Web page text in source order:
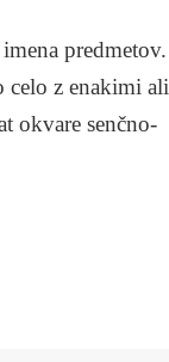
predmetov.
celo z enakimi ali
okvare senčno-